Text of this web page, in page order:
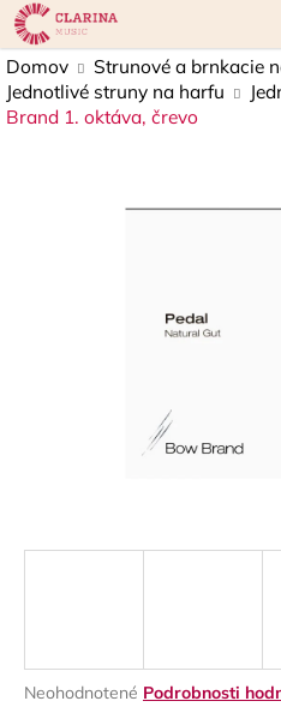
Prejsť
na
obsah
Domov Strunové a brnkacie
Jednotlivé struny na harfu
Brand 1. oktáva, črevo
Priemerné
Neohodnotené Podrobnosti
K
o
š
Späť
Späť
Č
ť
?